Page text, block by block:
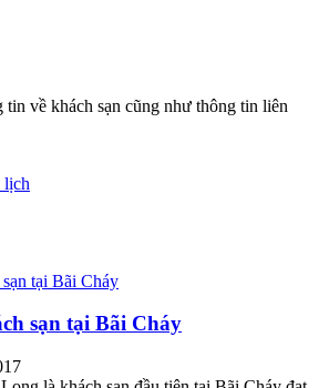
tin về khách sạn cũng như thông tin liên
lịch
sạn tại Bãi Cháy